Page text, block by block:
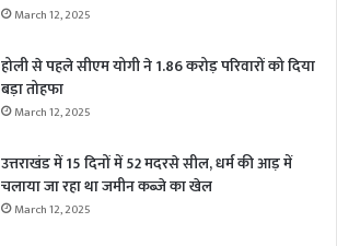
March 12, 2025
होली से पहले सीएम योगी ने 1.86 करोड़ परिवारों को दिया
बड़ा तोहफा
March 12, 2025
उत्तराखंड में 15 दिनों में 52 मदरसे सील, धर्म की आड़ में
चलाया जा रहा था जमीन कब्जे का खेल
March 12, 2025